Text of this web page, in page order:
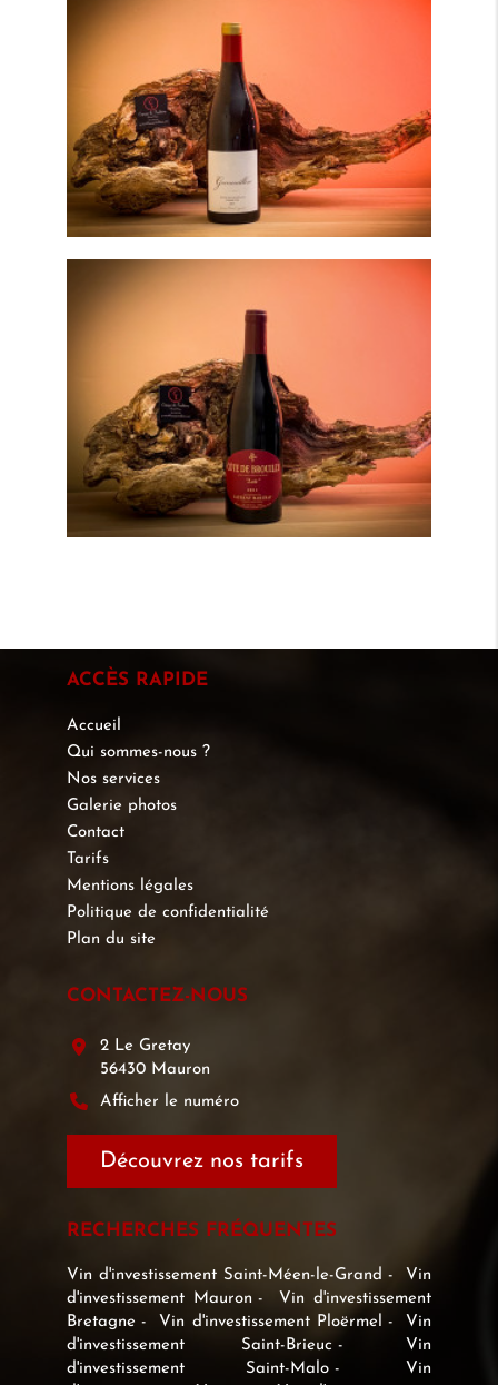
ACCÈS RAPIDE
Accueil
Qui sommes-nous ?
Nos services
Galerie photos
Contact
Tarifs
Mentions légales
Politique de confidentialité
Plan du site
CONTACTEZ-NOUS
2 Le Gretay
56430 Mauron
Afficher le numéro
Découvrez nos tarifs
RECHERCHES FRÉQUENTES
Vin d'investissement Saint-Méen-le-Grand
Vin
d'investissement Mauron
Vin d'investissement
Bretagne
Vin d'investissement Ploërmel
Vin
d'investissement Saint-Brieuc
Vin
d'investissement Saint-Malo
Vin